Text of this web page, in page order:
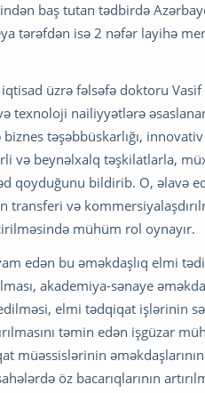
baş tutan tədbirdə
tərəfdən isə 2 nəfər layihə
üzrə fəlsəfə doktoru
texnoloji nailiyyətlərə
təşəbbüskarlığı,
və beynəlxalq təşkilatlarla,
qoyduğunu bildirib. O, əlavə
transferi və
mühüm rol oynayır.
edən bu əməkdaşlıq elmi
akademiya-sənaye
elmi tədqiqat işlərinin
təmin edən işgüzar
müəssislərinin
öz bacarıqlarının